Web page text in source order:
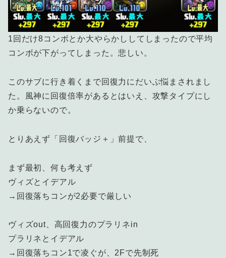
1回だけ8コンボとか大やらかししてしまったので平均
コンボが下がってしまった。悲しい。
このサブに行き着くまで回復力にだいぶ悩まされまし
た。風神に回復倍率があるとはいえ、攻撃タイプにし
か乗らないので。
とりあえず「回復バッジ＋」前提で、
まず最初、何も考えず
ヴィズとイデアル
→回復落ちコンが2必要で厳しい
ヴィズout、高回復力のプラリネin
プラリネとイデアル
→回復落ちコン1で凌ぐが、2Fで先制死